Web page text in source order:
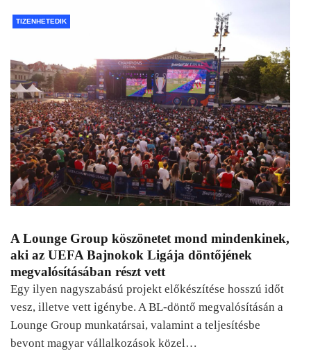
TIZENHETEDIK
A Lounge Group köszönetet mond mindenkinek,
aki az UEFA Bajnokok Ligája döntőjének
megvalósításában részt vett
Egy ilyen nagyszabású projekt előkészítése hosszú időt
vesz, illetve vett igénybe. A BL-döntő megvalósításán a
Lounge Group munkatársai, valamint a teljesítésbe
bevont magyar vállalkozások közel…